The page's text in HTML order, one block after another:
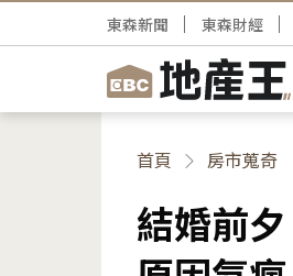
東森新聞 東森財經
首頁 房市蒐奇
結婚前